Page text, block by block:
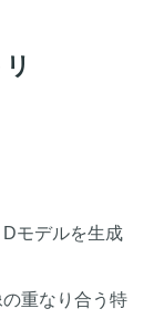
モデルを生成
重なり合う特